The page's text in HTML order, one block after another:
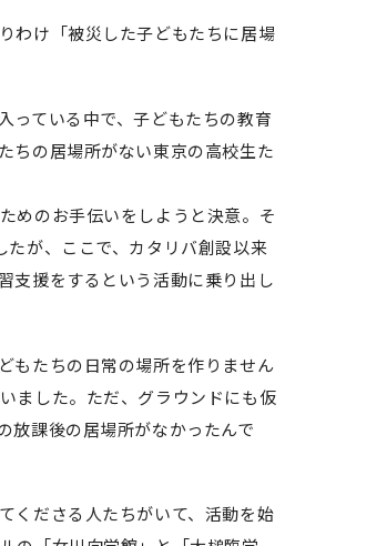
わけ「被災した子どもたちに居場
っている中で、子どもたちの教育
ちの居場所がない東京の高校生た
めのお手伝いをしようと決意。そ
が、ここで、カタリバ創設以来
支援をするという活動に乗り出し
もたちの日常の場所を作りません
ました。ただ、グラウンドにも仮
放課後の居場所がなかったんで
くださる人たちがいて、活動を始